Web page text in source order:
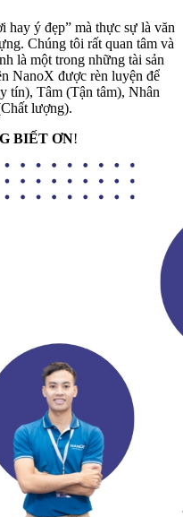
ý đẹp” mà thực sự là văn
Chúng tôi rất quan tâm và
là một trong những tài sản
NanoX được rèn luyện để
tín), Tâm (Tận tâm), Nhân
lượng).
BIẾT ƠN!